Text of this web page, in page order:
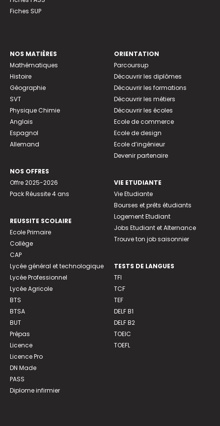
Fiches SUP
NOS MATIÈRES
Mathématiques
Histoire
Géographie
SVT
Physique Chimie
Anglais
Espagnol
Allemand
NOS OFFRES
Offre 2025-2026
Pack Réussite 4 ans
REUSSITE SCOLAIRE
Ecole Primaire
Collège
CAP
Lycée général et technologique
Lycée Professionnel
Lycée Agricole
BTS
BTSA
BUT
Prépas
Licence
Licence Pro
DN Made
PASS
Diplome infirmier
ORIENTATION
Parcoursup
Découvrir les diplômes
Découvrir les formations
Découvrir les métiers
Découvrir les écoles
Ecole de commerce
Ecole de design
Ecole d’ingénieur
Devenir partenaire
VIE ETUDIANTE
Vie Etudiante
Bourses et prêts étudiants
Logement Etudiant
Jobs Etudiant et Alternance
Trouve ton job saisonnier
TESTS DE LANGUES
TFI
TCF
TEF
DELF B1
DELF B2
TOEIC
TOEFL